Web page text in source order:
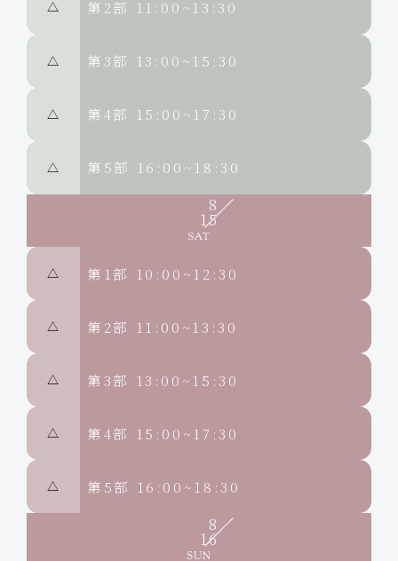
△ 第2部 11:00~13:30
△ 第3部 13:00~15:30
△ 第4部 15:00~17:30
△ 第5部 16:00~18:30
8
15
△ 第1部 10:00~12:30
△ 第2部 11:00~13:30
△ 第3部 13:00~15:30
△ 第4部 15:00~17:30
△ 第5部 16:00~18:30
8
16